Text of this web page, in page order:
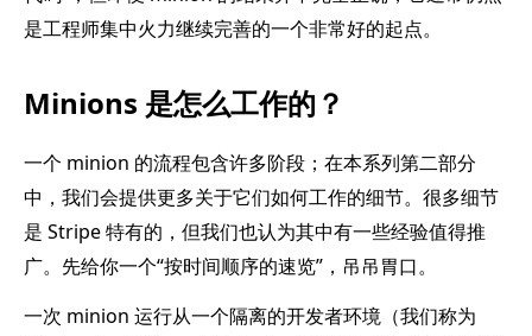
是工程师集中火力继续完善的一个非常好的起点。
Minions 是怎么工作的？
一个 minion 的流程包含许多阶段；在本系列第二部分
中，我们会提供更多关于它们如何工作的细节。很多细节
是 Stripe 特有的，但我们也认为其中有一些经验值得推
广。先给你一个“按时间顺序的速览”，吊吊胃口。
一次 minion 运行从一个隔离的开发者环境（我们称为